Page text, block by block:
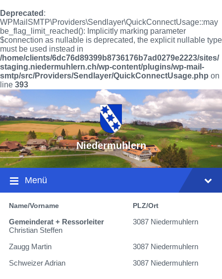
Deprecated :
WPMailSMTP\Providers\Sendlayer\QuickConnectUsage::may
be_flag_limit_reached(): Implicitly marking parameter
$connection as nullable is deprecated, the explicit nullable type
must be used instead in
/home/clients/6dc76d89399b8736176b7ad0279e2223/sites/
staging.niedermuhlern.ch/wp-content/plugins/wp-mail-
smtp/src/Providers/Sendlayer/QuickConnectUsage.php on
line 393
Niedermuhlern
Menü
Name/Vorname PLZ/Ort
Gemeinderat + Ressorleiter
Christian Steffen
3087 Niedermuhlern
Zaugg Martin
3087 Niedermuhlern
Schweizer Adrian
3087 Niedermuhlern